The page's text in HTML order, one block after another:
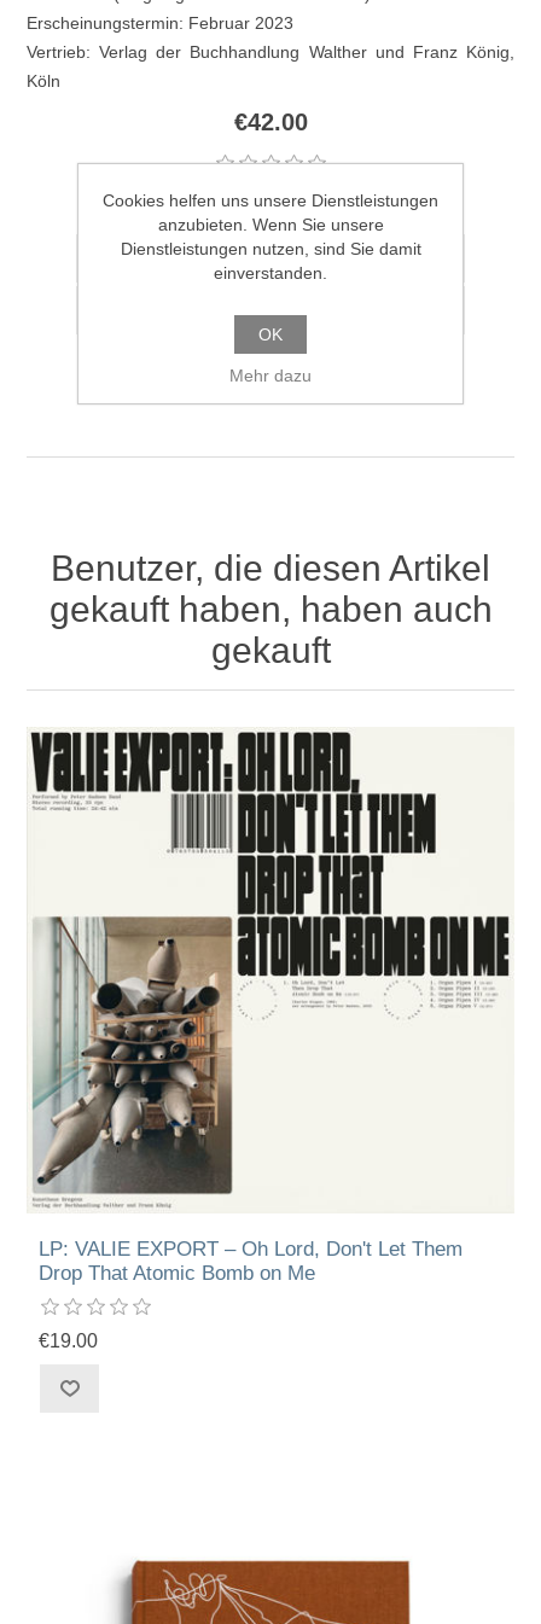
Erscheinungstermin: Februar 2023
Vertrieb: Verlag der Buchhandlung Walther und Franz König,
Köln
€42.00
Geben Sie eine Produktbewertung ab.
Benutzer, die diesen Artikel
gekauft haben, haben auch
gekauft
LP: VALIE EXPORT – Oh Lord, Don't Let Them
Drop That Atomic Bomb on Me
€19.00
Cookies helfen uns unsere Dienstleistungen
anzubieten. Wenn Sie unsere
Dienstleistungen nutzen, sind Sie damit
einverstanden.
OK
Mehr dazu